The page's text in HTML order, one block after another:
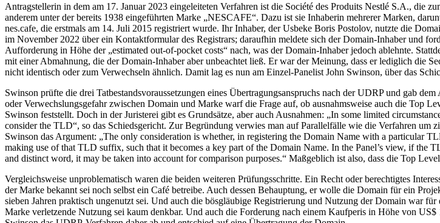
Antragstellerin in dem am 17. Januar 2023 eingeleiteten Verfahren ist die Société des Produits Nestlé S.A., die
anderem unter der bereits 1938 eingeführten Marke „NESCAFE“. Dazu ist sie Inhaberin mehrerer Marken,
nes.cafe, die erstmals am 14. Juli 2015 registriert wurde. Ihr Inhaber, der Usbeke Boris Postolov, nutzte die
im November 2022 über ein Kontaktformular des Registrars; daraufhin meldete sich der Domain-Inhaber und
Aufforderung in Höhe der „estimated out-of-pocket costs“ nach, was der Domain-Inhaber jedoch ablehnte.
mit einer Abmahnung, die der Domain-Inhaber aber unbeachtet ließ. Er war der Meinung, dass er lediglich die
nicht identisch oder zum Verwechseln ähnlich. Damit lag es nun am Einzel-Panelist John Swinson, über das
Swinson prüfte die drei Tatbestandsvoraussetzungen eines Übertragungsanspruchs nach der UDRP und gab
oder Verwechslungsgefahr zwischen Domain und Marke warf die Frage auf, ob ausnahmsweise auch die Top
Swinson feststellt. Doch in der Juristerei gibt es Grundsätze, aber auch Ausnahmen: „In some limited
consider the TLD“, so das Schiedsgericht. Zur Begründung verwies man auf Parallelfälle wie die Verfahren um
Swinson das Argument: „The only consideration is whether, in registering the Domain Name with a particular
making use of that TLD suffix, such that it becomes a key part of the Domain Name. In the Panel’s view, if the
and distinct word, it may be taken into account for comparison purposes.“ Maßgeblich ist also, dass die Top
Vergleichsweise unproblematisch waren die beiden weiteren Prüfungsschritte. Ein Recht oder berechtigtes
der Marke bekannt sei noch selbst ein Café betreibe. Auch dessen Behauptung, er wolle die Domain für ein
sieben Jahren praktisch ungenutzt sei. Und auch die bösgläubige Registrierung und Nutzung der Domain war
Marke verletzende Nutzung sei kaum denkbar. Und auch die Forderung nach einem Kaufperis in Höhe von